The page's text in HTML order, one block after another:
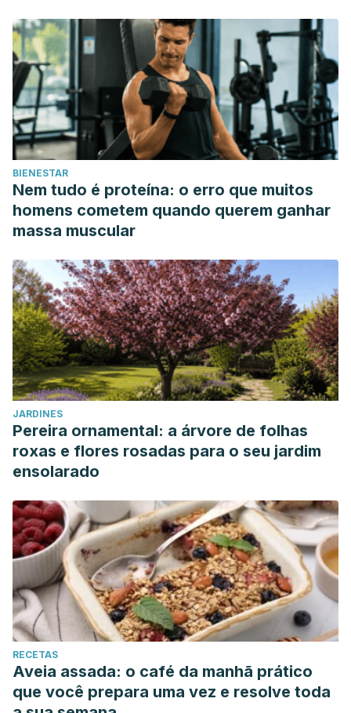
BIENESTAR
Nem tudo é proteína: o erro que muitos
homens cometem quando querem ganhar
massa muscular
JARDINES
Pereira ornamental: a árvore de folhas
roxas e flores rosadas para o seu jardim
ensolarado
RECETAS
Aveia assada: o café da manhã prático
que você prepara uma vez e resolve toda